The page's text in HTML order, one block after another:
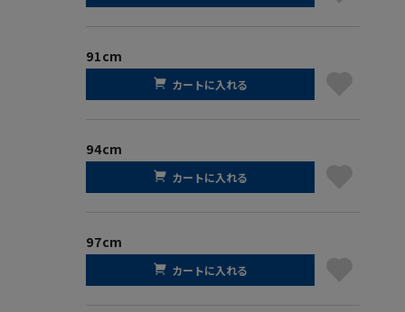
91cm
カートに入れる
94cm
カートに入れる
97cm
カートに入れる